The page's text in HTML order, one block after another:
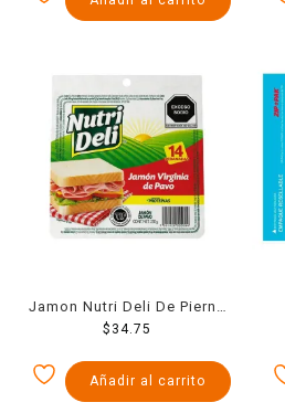
Jamon Nutri Deli De Pierna
250 Grs
$ 34.75
Añadir al carrito